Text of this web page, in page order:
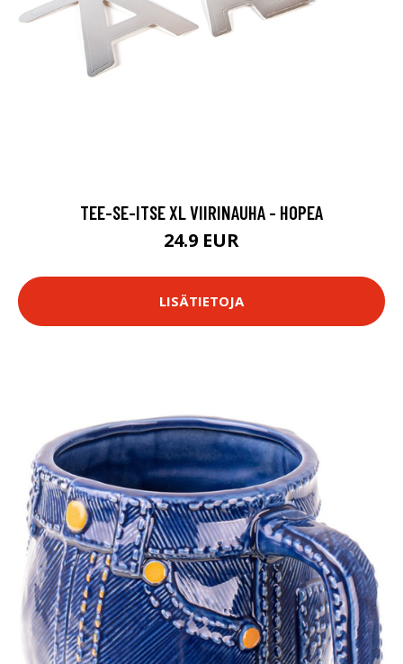
TEE-SE-ITSE XL VIIRINAUHA - HOPEA
24.9 EUR
LISÄTIETOJA